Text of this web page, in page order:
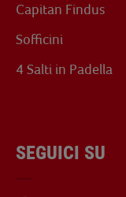
Capitan Findus
Sofficini
4 Salti in Padella
SEGUICI SU